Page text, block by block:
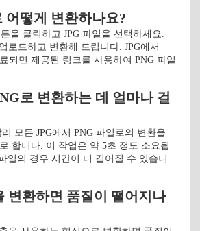
어떻게 변환하나요?
을 클릭하고 JPG 파일을 선택하세요.
로드하고 변환해 드립니다. JPG에서
되면 제공된 링크를 사용하여 PNG 파일
로 변환하는 데 얼마나 걸
모든 JPG에서 PNG 파일로의 변환을
합니다. 이 작업은 약 5초 정도 소요됩
일의 경우 시간이 더 길어질 수 있습니
변환하면 품질이 떨어지나